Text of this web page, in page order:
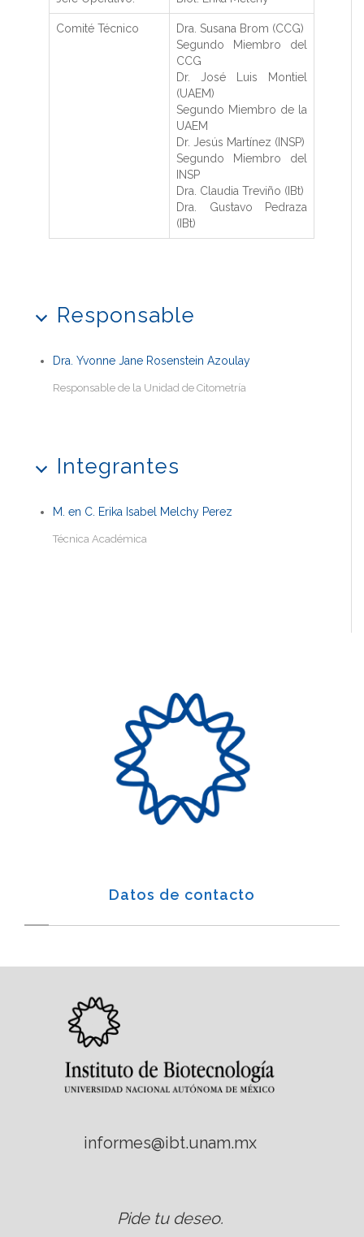
Comité Técnico
Dra. Susana Brom (CCG)
Segundo Miembro del
CCG
Dr. José Luis Montiel
(UAEM)
Segundo Miembro de la
UAEM
Dr. Jesús Martínez (INSP)
Segundo Miembro del
INSP
Dra. Claudia Treviño (IBt)
Dra. Gustavo Pedraza
(IBt)
Responsable
Dra. Yvonne Jane Rosenstein Azoulay
Responsable de la Unidad de Citometría
Integrantes
M. en C. Erika Isabel Melchy Perez
Técnica Académica
Datos de contacto
informes@ibt.unam.mx
Pide tu deseo.